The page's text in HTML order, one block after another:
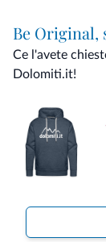
Be Original,
Ce l'avete
Dolomiti.it!